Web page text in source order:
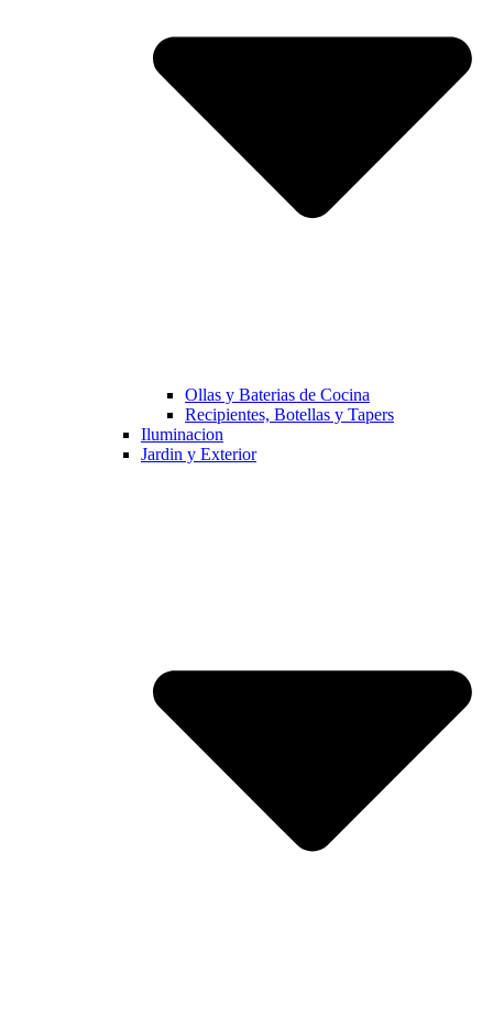
Ollas y Baterias de Cocina
Recipientes, Botellas y Tapers
Iluminacion
Jardin y Exterior